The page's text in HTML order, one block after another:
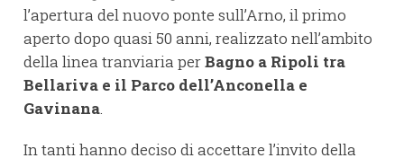
l’apertura del nuovo ponte sull’Arno, il primo
aperto dopo quasi 50 anni, realizzato nell’ambito
della linea tranviaria perBagno a Ripoli tra
Bellariva e il Parco dell’Anconella e
Gavinana.
In tanti hanno deciso di accettare l’invito della